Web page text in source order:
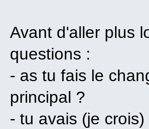
Avant d'aller plus
questions :
- as tu fais le
principal ?
- tu avais (je